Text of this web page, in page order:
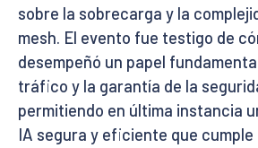
sobre la sobrecarga y la
mesh. El evento fue testigo de
desempeñó un papel
tráfico y la garantía de la
permitiendo en última instancia
IA segura y eficiente que cumple